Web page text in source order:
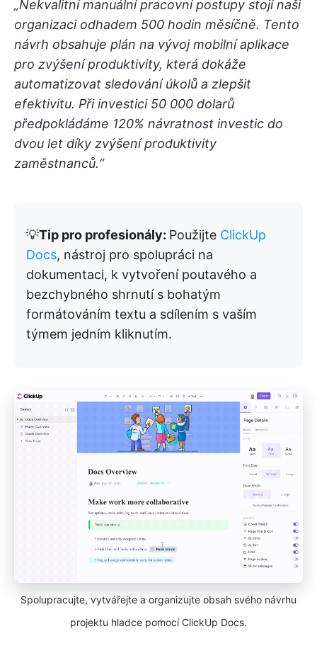
„Nekvalitní manuální pracovní postupy stojí naši
organizaci odhadem 500 hodin měsíčně. Tento
návrh obsahuje plán na vývoj mobilní aplikace
pro zvýšení produktivity, která dokáže
automatizovat sledování úkolů a zlepšit
efektivitu. Při investici 50 000 dolarů
předpokládáme 120% návratnost investic do
dvou let díky zvýšení produktivity
zaměstnanců.“
💡Tip pro profesionály: Použijte ClickUp
Docs, nástroj pro spolupráci na
dokumentaci, k vytvoření poutavého a
bezchybného shrnutí s bohatým
formátováním textu a sdílením s vaším
týmem jedním kliknutím.
Spolupracujte, vytvářejte a organizujte obsah svého návrhu
projektu hladce pomocí ClickUp Docs.